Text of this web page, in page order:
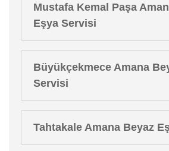
Mustafa Kemal Paşa
Eşya Servisi
Büyükçekmece Amana
Servisi
Tahtakale Amana Beyaz